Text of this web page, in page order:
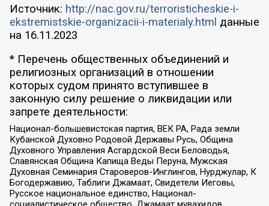
Источник: http://nac.gov.ru/terroristicheskie-i-
ekstremistskie-organizacii-i-materialy.html данные
на 16.11.2023
* Перечень общественных объединений и
религиозных организаций в отношении
которых судом принято вступившее в
законную силу решение о ликвидации или
запрете деятельности:
Национал-большевистская партия, ВЕК РА, Рада земли
Кубанской Духовно Родовой Державы Русь, Община
Духовного Управления Асгардской Веси Беловодья,
Славянская Община Капища Веды Перуна, Мужская
Духовная Семинария Староверов-Инглингов, Нурджулар, К
Богодержавию, Таблиги Джамаат, Свидетели Иеговы,
Русское национальное единство, Национал-